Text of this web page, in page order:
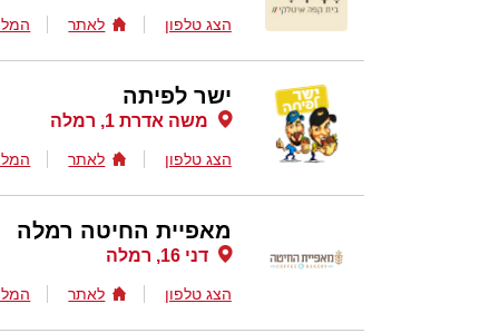
הצג טלפון לאתר
ישר לפיתה
משה אדרת 1, רמלה
הצג טלפון לאתר
מאפיית החיטה רמלה
דני 16, רמלה
הצג טלפון לאתר